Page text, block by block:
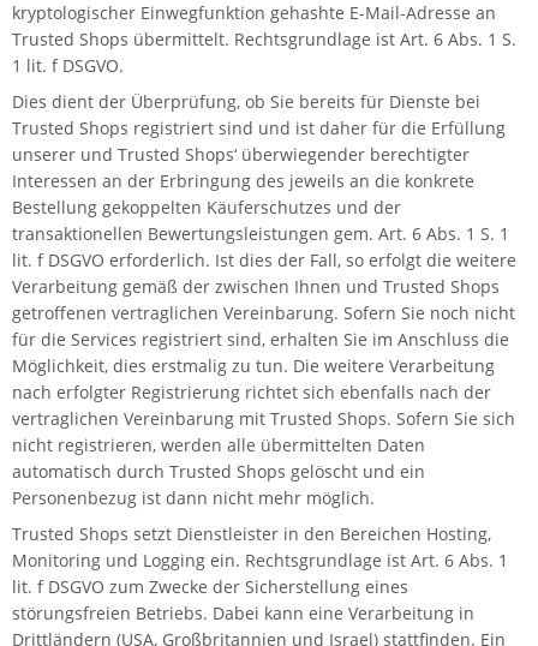
kryptologischer Einwegfunktion gehashte E-Mail-Adresse an
Trusted Shops übermittelt. Rechtsgrundlage ist Art. 6 Abs. 1 S.
1 lit. f DSGVO.
Dies dient der Überprüfung, ob Sie bereits für Dienste bei
Trusted Shops registriert sind und ist daher für die Erfüllung
unserer und Trusted Shops‘ überwiegender berechtigter
Interessen an der Erbringung des jeweils an die konkrete
Bestellung gekoppelten Käuferschutzes und der
transaktionellen Bewertungsleistungen gem. Art. 6 Abs. 1 S. 1
lit. f DSGVO erforderlich. Ist dies der Fall, so erfolgt die weitere
Verarbeitung gemäß der zwischen Ihnen und Trusted Shops
getroffenen vertraglichen Vereinbarung. Sofern Sie noch nicht
für die Services registriert sind, erhalten Sie im Anschluss die
Möglichkeit, dies erstmalig zu tun. Die weitere Verarbeitung
nach erfolgter Registrierung richtet sich ebenfalls nach der
vertraglichen Vereinbarung mit Trusted Shops. Sofern Sie sich
nicht registrieren, werden alle übermittelten Daten
automatisch durch Trusted Shops gelöscht und ein
Personenbezug ist dann nicht mehr möglich.
Trusted Shops setzt Dienstleister in den Bereichen Hosting,
Monitoring und Logging ein. Rechtsgrundlage ist Art. 6 Abs. 1
lit. f DSGVO zum Zwecke der Sicherstellung eines
störungsfreien Betriebs. Dabei kann eine Verarbeitung in
Drittländern (USA, Großbritannien und Israel) stattfinden. Ein